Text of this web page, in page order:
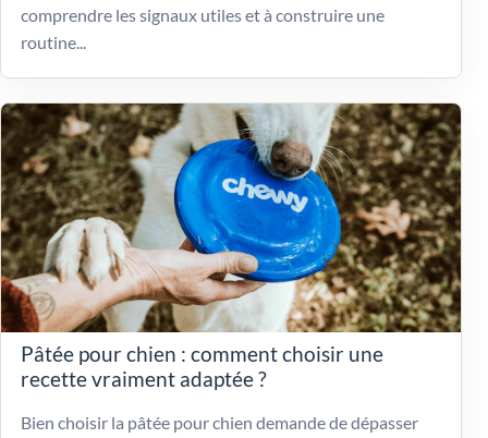
comprendre les signaux utiles et à construire une
routine...
Pâtée pour chien : comment choisir une
recette vraiment adaptée ?
Bien choisir la pâtée pour chien demande de dépasser